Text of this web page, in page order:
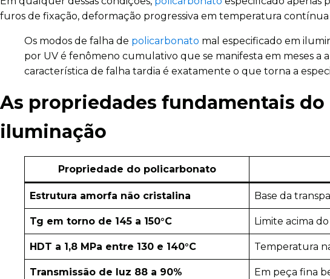
furos de fixação, deformação progressiva em temperatura
Os modos de falha de policarbonato mal especificado em
por UV é fenômeno cumulativo que se manifesta em meses a
característica de falha tardia é exatamente o que torna a
As propriedades fundamentais do
iluminação
Propriedade do policarbonato
Estrutura amorfa não cristalina Base da
Tg em torno de 145 a 150°C Limite acima
HDT a 1,8 MPa entre 130 e 140°C Temperatura
Transmissão de luz 88 a 90% Em peça fina